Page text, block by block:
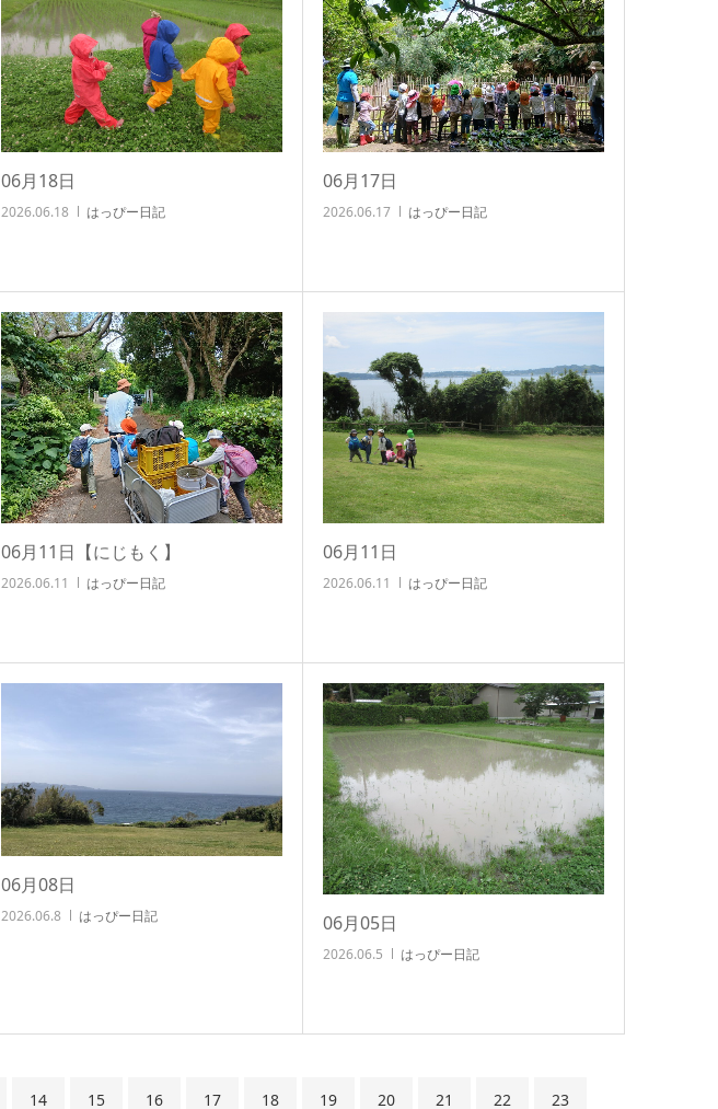
06月18日
2026.06.18 はっぴー日記
06月17日
2026.06.17 はっぴー日記
06月11日【にじもく】
2026.06.11 はっぴー日記
06月11日
2026.06.11 はっぴー日記
06月08日
2026.06.8 はっぴー日記 06月05日
2026.06.5 はっぴー日記
14 15 16 17 18 19 20 21 22 23